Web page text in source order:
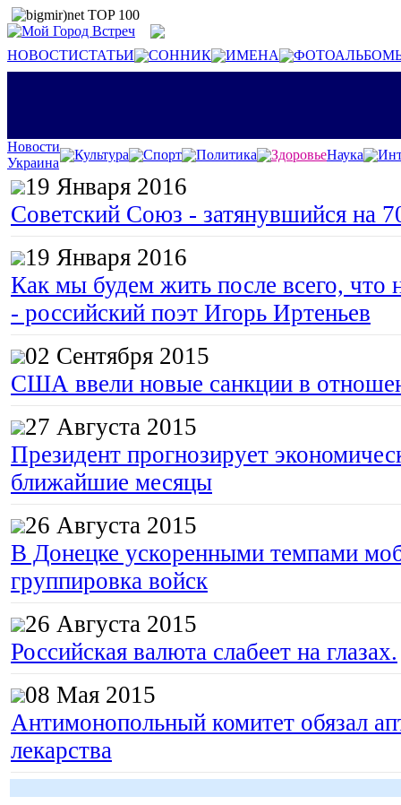
НОВОСТИСТАТЬИ СОННИК ИМЕНА
Новости
Украина
Культура Спорт Политика ЗдоровьеНаука
19 Января 2016
Советский Союз - затянувшийся на
19 Января 2016
Как мы будем жить после всего, что
- российский поэт Игорь Иртеньев
02 Сентября 2015
США ввели новые санкции в
27 Августа 2015
Президент прогнозирует
ближайшие месяцы
26 Августа 2015
В Донецке ускоренными темпами
группировка войск
26 Августа 2015
Российская валюта слабеет на глазах.
08 Мая 2015
Антимонопольный комитет обязал
лекарства